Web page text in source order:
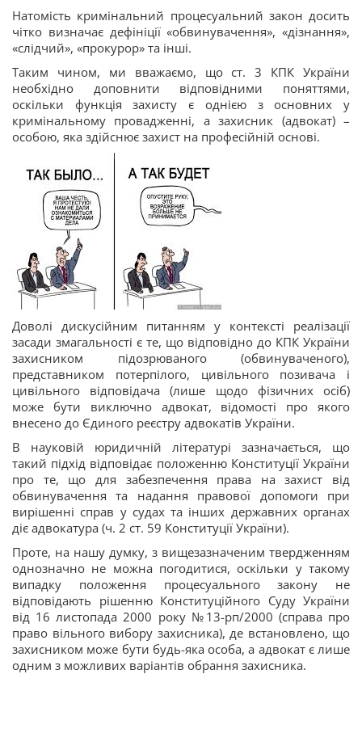
Натомість кримінальний процесуальний закон досить
чітко визначає дефініції «обвинувачення», «дізнання»,
«слідчий», «прокурор» та інші.
Таким чином, ми вважаємо, що ст. 3 КПК України
необхідно доповнити відповідними поняттями,
оскільки функція захисту є однією з основних у
кримінальному провадженні, а захисник (адвокат) –
особою, яка здійснює захист на професійній основі.
Доволі дискусійним питанням у контексті реалізації
засади змагальності є те, що відповідно до КПК України
захисником підозрюваного (обвинуваченого),
представником потерпілого, цивільного позивача і
цивільного відповідача (лише щодо фізичних осіб)
може бути виключно адвокат, відомості про якого
внесено до Єдиного реєстру адвокатів України.
В науковій юридичній літературі зазначається, що
такий підхід відповідає положенню Конституції України
про те, що для забезпечення права на захист від
обвинувачення та надання правової допомоги при
вирішенні справ у судах та інших державних органах
діє адвокатура (ч. 2 ст. 59 Конституції України).
Проте, на нашу думку, з вищезазначеним твердженням
однозначно не можна погодитися, оскільки у такому
випадку положення процесуального закону не
відповідають рішенню Конституційного Суду України
від 16 листопада 2000 року №13-рп/2000 (справа про
право вільного вибору захисника), де встановлено, що
захисником може бути будь-яка особа, а адвокат є лише
одним з можливих варіантів обрання захисника.